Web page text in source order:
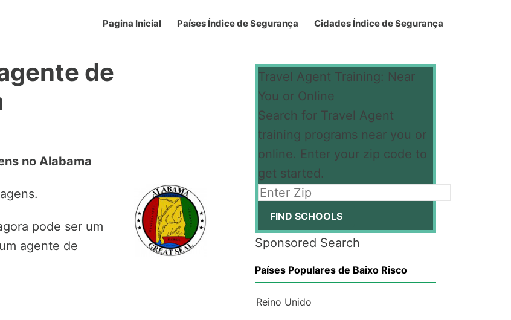
Pagina Inicial Países Índice de Segurança Cidades Índice de Segurança
de
no Alabama
pode ser um
agente de
Travel Agent Training: Near
You or Online
Search for Travel Agent
training programs near you or
online. Enter your zip code to
get started.
Sponsored Search
Países Populares de Baixo Risco
Reino Unido